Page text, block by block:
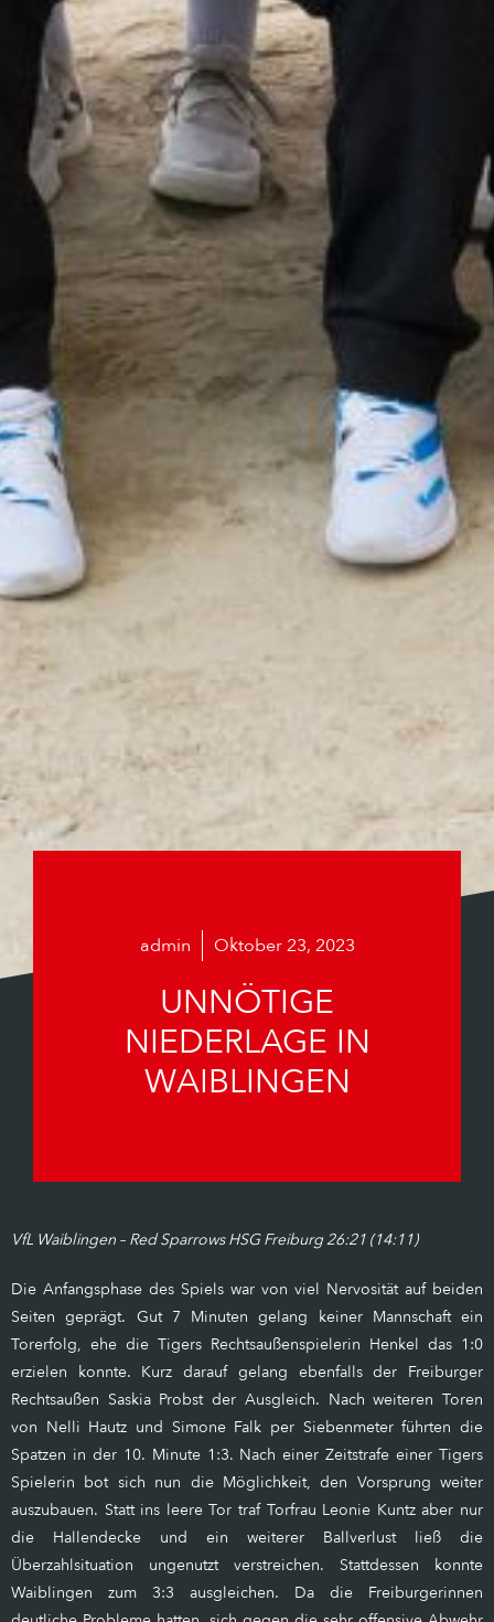
admin Oktober 23, 2023
UNNÖTIGE
NIEDERLAGE IN
WAIBLINGEN
VfL Waiblingen – Red Sparrows HSG Freiburg 26:21 (14:11)
Die Anfangsphase des Spiels war von viel Nervosität auf beiden
Seiten geprägt. Gut 7 Minuten gelang keiner Mannschaft ein
Torerfolg, ehe die Tigers Rechtsaußenspielerin Henkel das 1:0
erzielen konnte. Kurz darauf gelang ebenfalls der Freiburger
Rechtsaußen Saskia Probst der Ausgleich. Nach weiteren Toren
von Nelli Hautz und Simone Falk per Siebenmeter führten die
Spatzen in der 10. Minute 1:3. Nach einer Zeitstrafe einer Tigers
Spielerin bot sich nun die Möglichkeit, den Vorsprung weiter
auszubauen. Statt ins leere Tor traf Torfrau Leonie Kuntz aber nur
die Hallendecke und ein weiterer Ballverlust ließ die
Überzahlsituation ungenutzt verstreichen. Stattdessen konnte
Waiblingen zum 3:3 ausgleichen. Da die Freiburgerinnen